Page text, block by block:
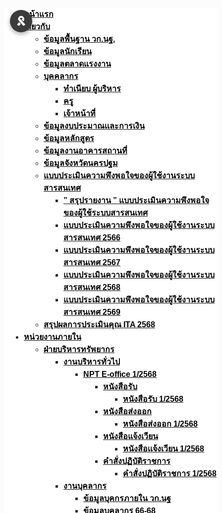
Skip
หน้าแรก
เกี่ยวกับ
ข้อมูลพื้นฐาน วก.นฐ.
ข้อมูลนักเรียน
ข้อมูลตลาดแรงงาน
บุคคลากร
ทำเนียบ ผู้บริหาร
ครู
เจ้าหน้าที่
ข้อมูลงบประมาณเเละการเงิน
ข้อมูลหลักสูตร
ข้อมูลงานอาคารสถานที่
ข้อมูลจังหวัดนครปฐม
แบบประเมินความพึงพอใจของผู้ใช้งานระบบ
สารสนเทศ
” สรุปรายงาน ” แบบประเมินความพึงพอใจ
ของผู้ใช้ระบบสารสนเทศ
แบบประเมินความพึงพอใจของผู้ใช้งานระบบ
สารสนเทศ 2566
แบบประเมินความพึงพอใจของผู้ใช้งานระบบ
สารสนเทศ 2567
แบบประเมินความพึงพอใจของผู้ใช้งานระบบ
สารสนเทศ 2568
แบบประเมินความพึงพอใจของผู้ใช้งานระบบ
สารสนเทศ 2569
สรุปผลการประเมินคุณ ITA 2568
หน่วยงานภายใน
ฝ่ายบริหารทรัพยากร
งานบริหารทั่วไป
NPT E-office 1/2568
หนังสือรับ
หนังสือรับ 1/2568
หนังสือส่งออก
หนังสือส่งออก 1/2568
หนังสือแจ้งเวียน
หนังสือเเจ้งเวียน 1/2568
คำสั่งปฏิบัติราชการ
คำสั่งปฏิบัติราชการ 1/2568
งานบุคลากร
ข้อมูลบุคกรภายใน วก.นฐ
ข้อมูลบุคลากร 66-68